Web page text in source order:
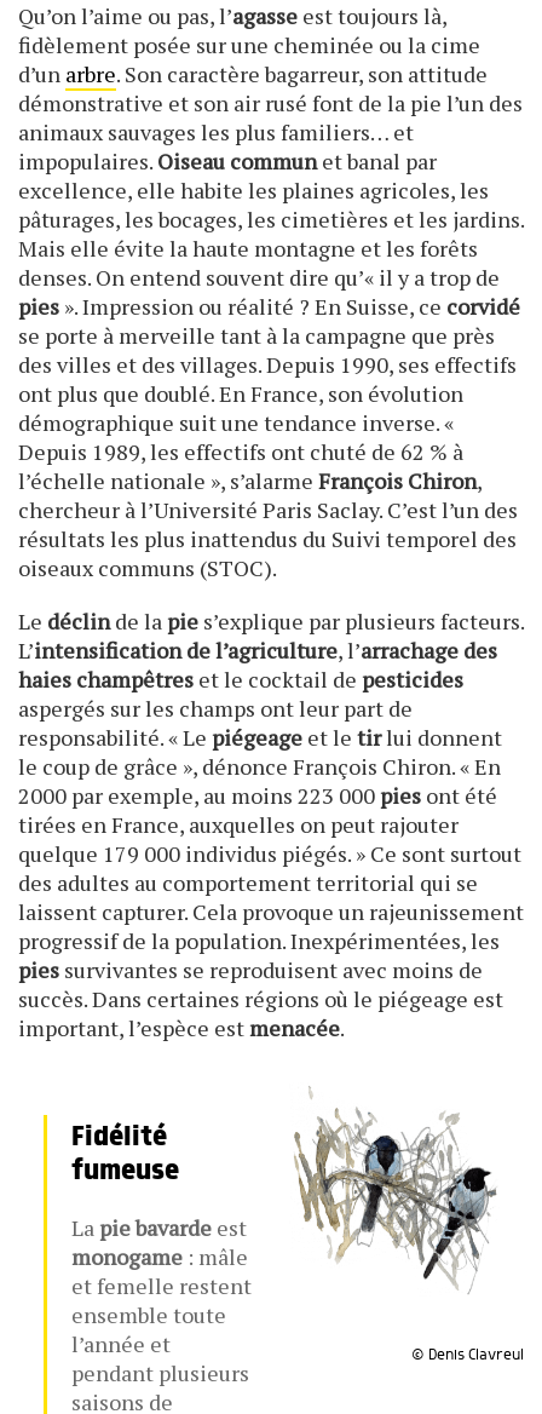
Qu’on l’aime ou pas, l’agasse est toujours là,
fidèlement posée sur une cheminée ou la cime
d’un arbre. Son caractère bagarreur, son attitude
démonstrative et son air rusé font de la pie l’un des
animaux sauvages les plus familiers… et
impopulaires. Oiseau communet banal par
excellence, elle habite les plaines agricoles, les
pâturages, les bocages, les cimetières et les jardins.
Mais elle évite la haute montagne et les forêts
denses. On entend souvent dire qu’« il y a trop de
pies ». Impression ou réalité ? En Suisse, ce corvidé
se porte à merveille tant à la campagne que près
des villes et des villages. Depuis 1990, ses effectifs
ont plus que doublé. En France, son évolution
démographique suit une tendance inverse. «
Depuis 1989, les effectifs ont chuté de 62 % à
l’échelle nationale », s’alarme François Chiron,
chercheur à l’Université Paris Saclay. C’est l’un des
résultats les plus inattendus du Suivi temporel des
oiseaux communs (STOC).
Le déclinde lapie s’explique par plusieurs facteurs.
L’intensification de l’agriculture, l’arrachage des
haies champêtres et le cocktail de pesticides
aspergés sur les champs ont leur part de
responsabilité. « Le piégeage et le tirlui donnent
le coup de grâce », dénonce François Chiron. « En
2000 par exemple, au moins 223 000pies ont été
tirées en France, auxquelles on peut rajouter
quelque 179 000 individus piégés. » Ce sont surtout
des adultes au comportement territorial qui se
laissent capturer. Cela provoque un rajeunissement
progressif de la population. Inexpérimentées, les
pies survivantes se reproduisent avec moins de
succès. Dans certaines régions où le piégeage est
important, l’espèce estmenacée.
© Denis Clavreul
Fidélité
fumeuse
La pie bavardeest
monogame: mâle
et femelle restent
ensemble toute
l’année et
pendant plusieurs
saisons de